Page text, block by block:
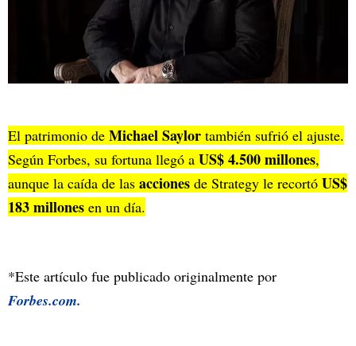
El patrimonio de Michael Saylor también sufrió el ajuste.
Según Forbes, su fortuna llegó a US$ 4.500 millones,
aunque la caída de las acciones de Strategy le recortó US$
183 millones en un día.
*Este artículo fue publicado originalmente por
Forbes.com.